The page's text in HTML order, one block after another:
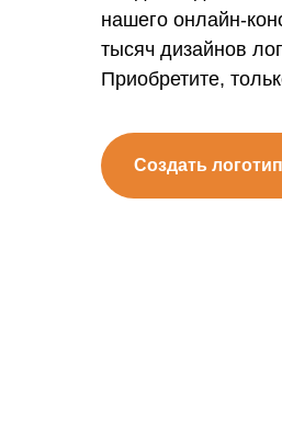
нашего онлайн-
тысяч дизайнов
Приобретите,
Создать